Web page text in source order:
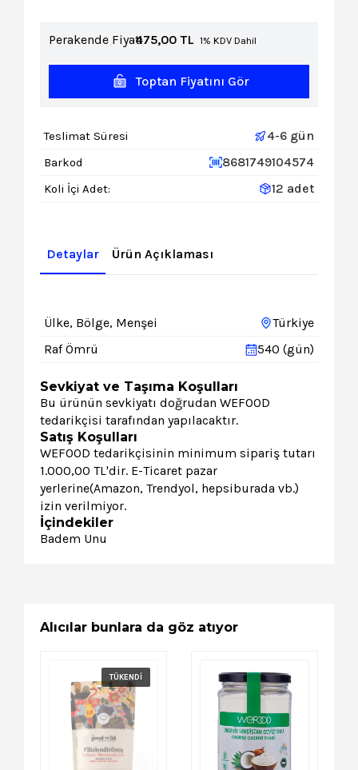
Perakende Fiyat:475,00 TL 1% KDV Dahil
Toptan Fiyatını Gör
Teslimat Süresi 4-6 gün
Barkod 8681749104574
Koli İçi Adet: 12 adet
Detaylar Ürün Açıklaması
Ülke, Bölge, Menşei
Türkiye
Raf Ömrü
540 (gün)
Sevkiyat ve Taşıma Koşulları
Bu ürünün sevkiyatı doğrudan WEFOOD
tedarikçisi tarafından yapılacaktır.
Satış Koşulları
WEFOOD tedarikçisinin minimum sipariş tutarı
1.000,00 TL'dir. E-Ticaret pazar
yerlerine(Amazon, Trendyol, hepsiburada vb.)
izin verilmiyor.
İçindekiler
Badem Unu
Alıcılar bunlara da göz atıyor